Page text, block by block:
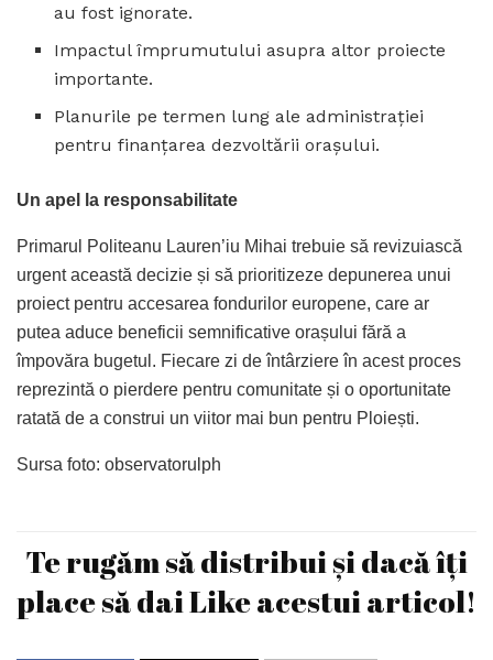
au fost ignorate.
Impactul împrumutului asupra altor proiecte
importante.
Planurile pe termen lung ale administrației
pentru finanțarea dezvoltării orașului.
Un apel la responsabilitate
Primarul Politeanu Lauren’iu Mihai trebuie să revizuiască
urgent această decizie și să prioritizeze depunerea unui
proiect pentru accesarea fondurilor europene, care ar
putea aduce beneficii semnificative orașului fără a
împovăra bugetul. Fiecare zi de întârziere în acest proces
reprezintă o pierdere pentru comunitate și o oportunitate
ratată de a construi un viitor mai bun pentru Ploiești.
Sursa foto: observatorulph
Te rugăm să distribui și dacă îți
place să dai Like acestui articol!